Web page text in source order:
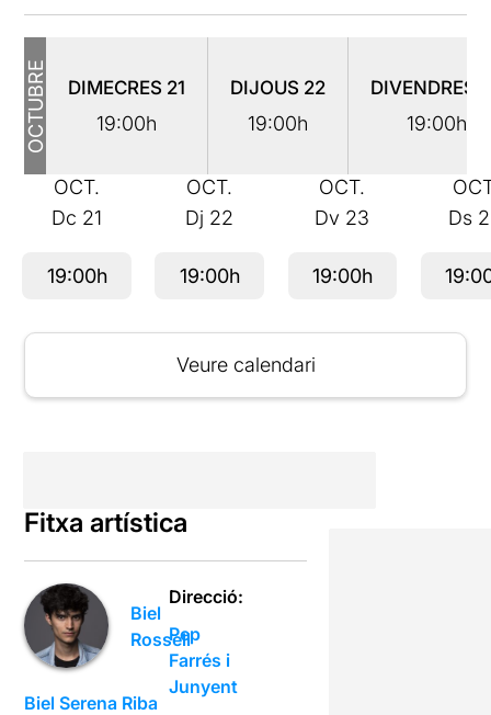
OCTUBRE DIMECRES 21
19:00h
DIJOUS 22
19:00h
DIVENDRES
19:00h
OCT.
Dc 21
19:00h
OCT.
Dj 22
19:00h
OCT.
Dv 23
19:00h
Ds
Veure calendari
Fitxa artística
Biel
Rossell
Biel Serena Riba
Direcció:
Pep
Farrés i
Junyent